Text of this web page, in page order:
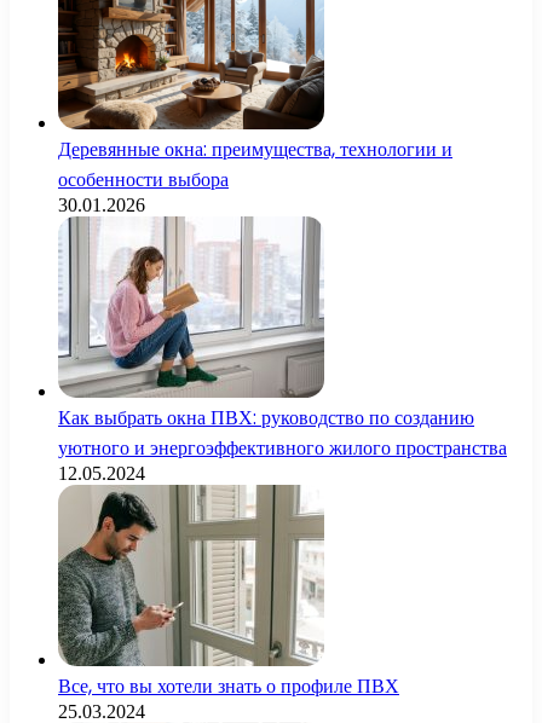
Деревянные окна: преимущества, технологии и
особенности выбора
30.01.2026
Как выбрать окна ПВХ: руководство по созданию
уютного и энергоэффективного жилого пространства
12.05.2024
Все, что вы хотели знать о профиле ПВХ
25.03.2024